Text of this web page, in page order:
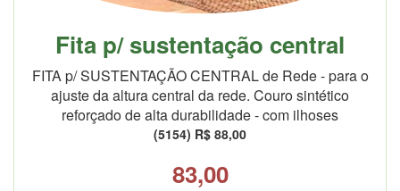
Fita p/ sustentação central
FITA p/ SUSTENTAÇÃO CENTRAL de Rede - para o
ajuste da altura central da rede. Couro sintético
reforçado de alta durabilidade - com ilhoses
(5154) R$ 88,00
83,00